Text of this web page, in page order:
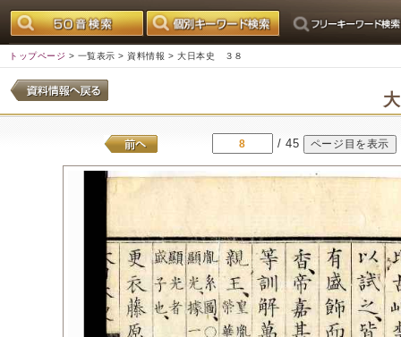
トップページ > 一覧表示 > 資料情報 > 大日本史 ３８
/ 45